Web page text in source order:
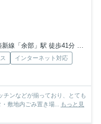
新線「余部」駅 徒歩41分 山陽
インターネット対応
ンなどが揃っており、とても
敷地内ごみ置き場... もっと見